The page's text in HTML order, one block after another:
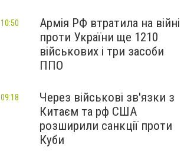
Армія РФ втратила на війні
проти України ще 1210
військових і три засоби
ППО
10:50
Через військові зв'язки з
Китаєм та рф США
розширили санкції проти
Куби
09:18